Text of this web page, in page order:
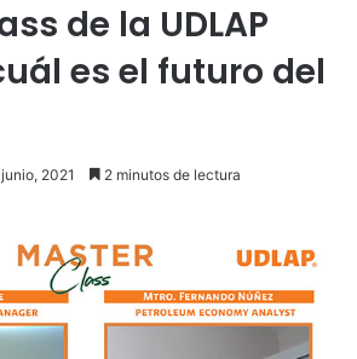
de la UDLAP
es el futuro del
2021 2 minutos de lectura